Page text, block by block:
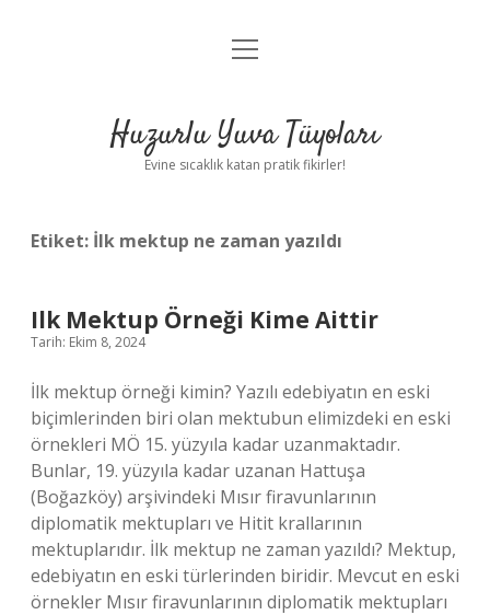
Anasayfa
Yasal Uyarı
menüyü
Huzurlu Yuva Tüyoları
Evine sıcaklık katan pratik fikirler!
Etiket: İlk mektup ne zaman yazıldı
Ilk Mektup Örneği Kime Aittir
Tarih: Ekim 8, 2024
İlk mektup örneği kimin? Yazılı edebiyatın en eski
biçimlerinden biri olan mektubun elimizdeki en eski
örnekleri MÖ 15. yüzyıla kadar uzanmaktadır.
Bunlar, 19. yüzyıla kadar uzanan Hattuşa
(Boğazköy) arşivindeki Mısır firavunlarının
diplomatik mektupları ve Hitit krallarının
mektuplarıdır. İlk mektup ne zaman yazıldı? Mektup,
edebiyatın en eski türlerinden biridir. Mevcut en eski
örnekler Mısır firavunlarının diplomatik mektupları